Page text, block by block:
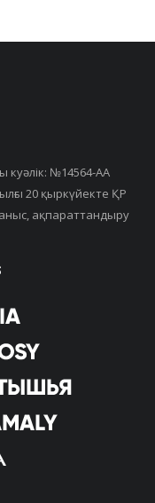
куәлік: №14564-АА
20 қыркүйекте ҚР
ақпараттандыру